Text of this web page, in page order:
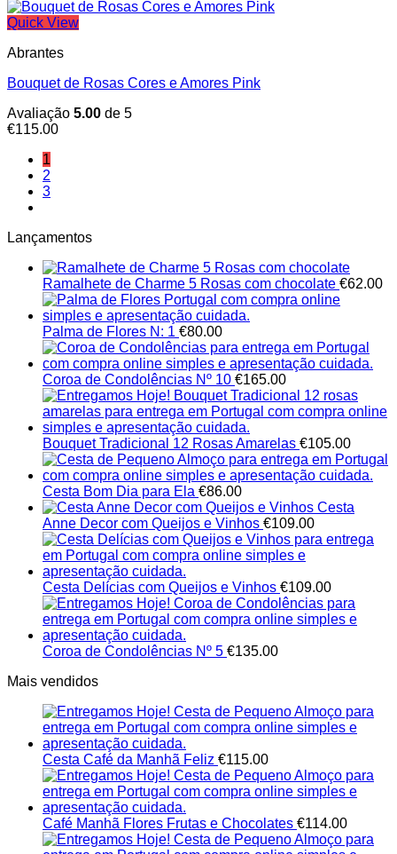
Quick View
Abrantes
Bouquet de Rosas Cores e Amores Pink
Avaliação 5.00 de 5
€115.00
1
2
3
Lançamentos
Ramalhete de Charme 5 Rosas com chocolate €62.00
Palma de Flores N: 1 €80.00
Coroa de Condolências Nº 10 €165.00
Bouquet Tradicional 12 Rosas Amarelas €105.00
Cesta Bom Dia para Ela €86.00
Cesta
Anne Decor com Queijos e Vinhos €109.00
Cesta Delícias com Queijos e Vinhos €109.00
Coroa de Condolências Nº 5 €135.00
Mais vendidos
Cesta Café da Manhã Feliz €115.00
Café Manhã Flores Frutas e Chocolates €114.00